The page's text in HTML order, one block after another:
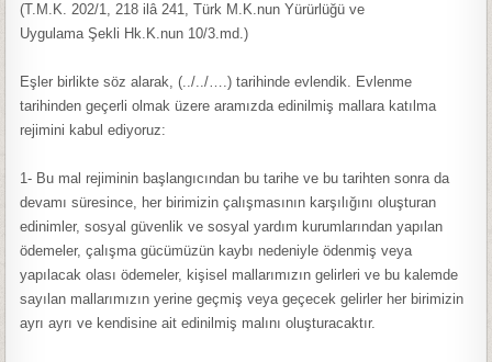
(T.M.K. 202/1, 218 ilâ 241, Türk M.K.nun Yürürlüğü ve
Uygulama Şekli Hk.K.nun 10/3.md.)
Eşler birlikte söz alarak, (../../….) tarihinde evlendik. Evlenme
tarihinden geçerli olmak üzere aramızda edinilmiş mallara katılma
rejimini kabul ediyoruz:
1- Bu mal rejiminin başlangıcından bu tarihe ve bu tarihten sonra da
devamı süresince, her birimizin çalışmasının karşılığını oluşturan
edinimler, sosyal güvenlik ve sosyal yardım kurumlarından yapılan
ödemeler, çalışma gücümüzün kaybı nedeniyle ödenmiş veya
yapılacak olası ödemeler, kişisel mallarımızın gelirleri ve bu kalemde
sayılan mallarımızın yerine geçmiş veya geçecek gelirler her birimizin
ayrı ayrı ve kendisine ait edinilmiş malını oluşturacaktır.